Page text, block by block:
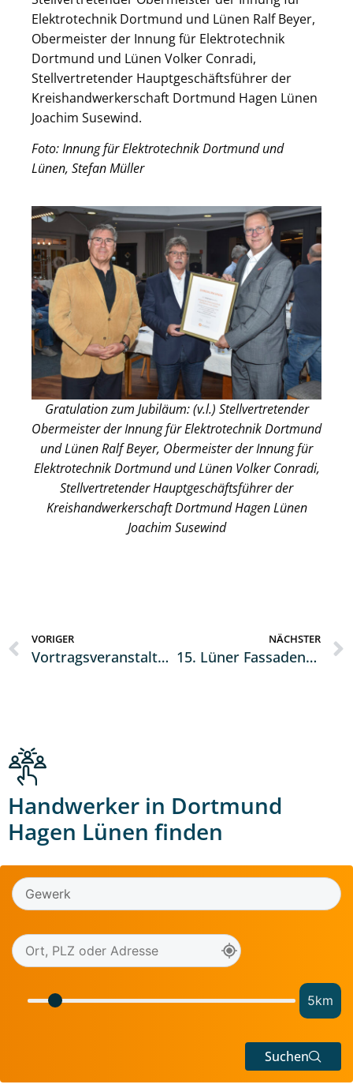
Elektrotechnik Dortmund und Lünen Ralf Beyer,
Obermeister der Innung für Elektrotechnik
Dortmund und Lünen Volker Conradi,
Stellvertretender Hauptgeschäftsführer der
Kreishandwerkerschaft Dortmund Hagen Lünen
Joachim Susewind.
Foto: Innung für Elektrotechnik Dortmund und
Lünen, Stefan Müller
Gratulation zum Jubiläum: (v.l.) Stellvertretender
Obermeister der Innung für Elektrotechnik Dortmund
und Lünen Ralf Beyer, Obermeister der Innung für
Elektrotechnik Dortmund und Lünen Volker Conradi,
Stellvertretender Hauptgeschäftsführer der
Kreishandwerkerschaft Dortmund Hagen Lünen
Joachim Susewind
VORIGER
Vortragsveranstaltung zur SOKA-DACH am 09. Oktober 2024
NÄCHSTER
15. Lüner Fassadenwettbewerb für die Jahre 2021 – 2023 auf der Zielgeraden ….
Handwerker in Dortmund
Hagen Lünen finden
5km
Suchen